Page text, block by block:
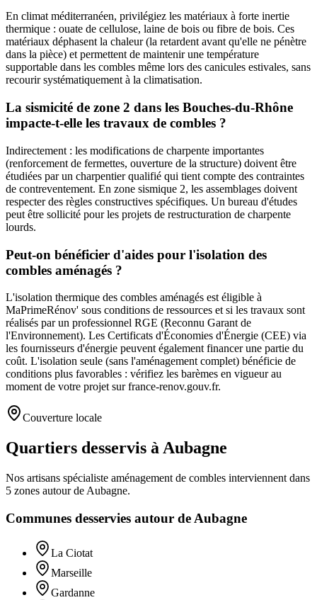
En climat méditerranéen, privilégiez les matériaux à forte inertie
thermique : ouate de cellulose, laine de bois ou fibre de bois. Ces
matériaux déphasent la chaleur (la retardent avant qu'elle ne pénètre
dans la pièce) et permettent de maintenir une température
supportable dans les combles même lors des canicules estivales, sans
recourir systématiquement à la climatisation.
La sismicité de zone 2 dans les Bouches-du-Rhône
impacte-t-elle les travaux de combles ?
Indirectement : les modifications de charpente importantes
(renforcement de fermettes, ouverture de la structure) doivent être
étudiées par un charpentier qualifié qui tient compte des contraintes
de contreventement. En zone sismique 2, les assemblages doivent
respecter des règles constructives spécifiques. Un bureau d'études
peut être sollicité pour les projets de restructuration de charpente
lourds.
Peut-on bénéficier d'aides pour l'isolation des
combles aménagés ?
L'isolation thermique des combles aménagés est éligible à
MaPrimeRénov' sous conditions de ressources et si les travaux sont
réalisés par un professionnel RGE (Reconnu Garant de
l'Environnement). Les Certificats d'Économies d'Énergie (CEE) via
les fournisseurs d'énergie peuvent également financer une partie du
coût. L'isolation seule (sans l'aménagement complet) bénéficie de
conditions plus favorables : vérifiez les barèmes en vigueur au
moment de votre projet sur france-renov.gouv.fr.
Couverture locale
Quartiers desservis à Aubagne
Nos artisans spécialiste aménagement de combles interviennent dans
5 zones autour de Aubagne.
Communes desservies autour de Aubagne
La Ciotat
Marseille
Gardanne